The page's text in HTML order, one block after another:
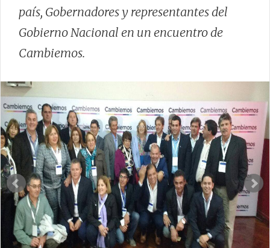
país, Gobernadores y representantes del
Gobierno Nacional en un encuentro de
Cambiemos.